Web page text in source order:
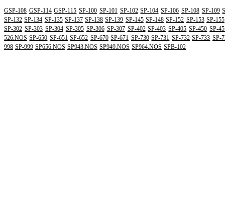
GSP-108 GSP-114 GSP-115 SP-100 SP-101 SP-102 SP-104 SP-106 SP-108 SP-109
SP-132 SP-134 SP-135 SP-137 SP-138 SP-139 SP-145 SP-148 SP-152 SP-153 SP-155
SP-302 SP-303 SP-304 SP-305 SP-306 SP-307 SP-402 SP-403 SP-405 SP-450 SP-
526.NOS SP-650 SP-651 SP-652 SP-670 SP-671 SP-730 SP-731 SP-732 SP-733 SP-
998 SP-999 SP656.NOS SP943.NOS SP949.NOS SP964.NOS SPB-102